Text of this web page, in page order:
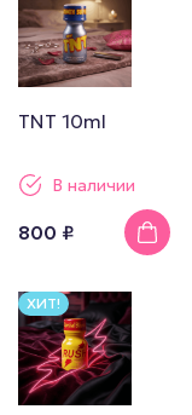
TNT 10ml
В наличии
800 ₽
ХИТ!